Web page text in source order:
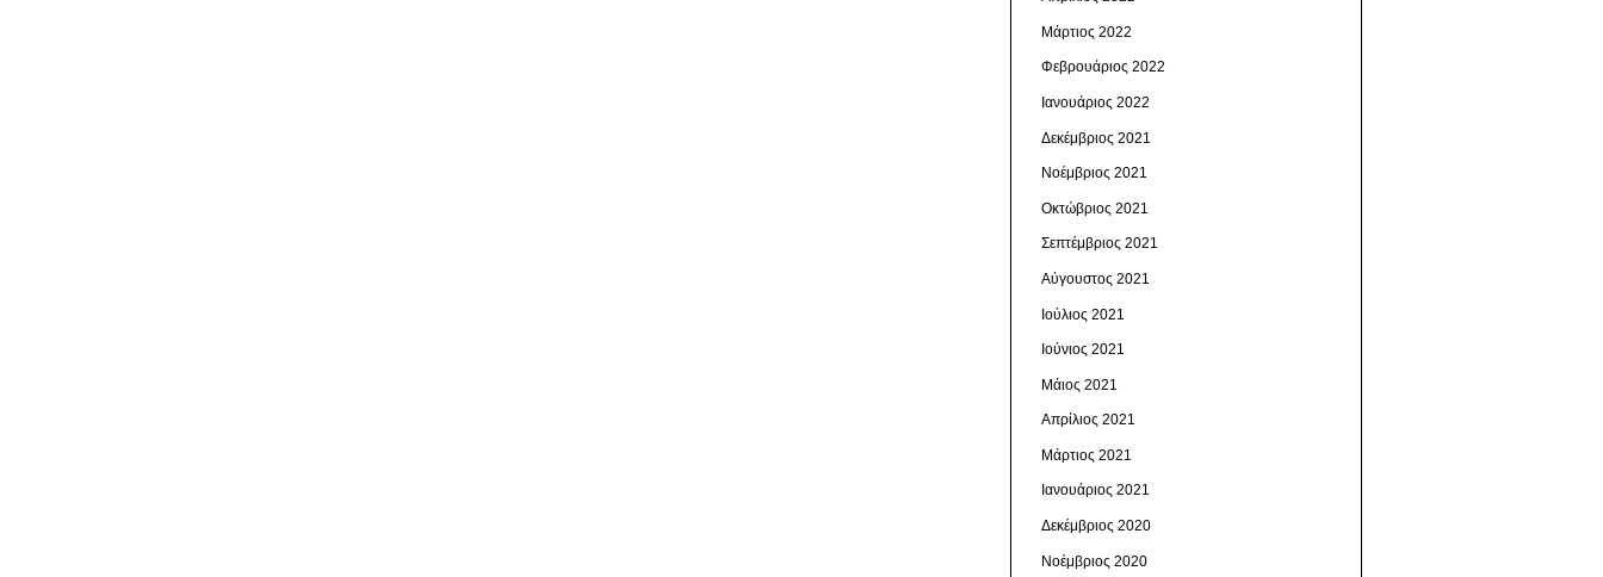
Μάρτιος 2022
Φεβρουάριος 2022
Ιανουάριος 2022
Δεκέμβριος 2021
Νοέμβριος 2021
Οκτώβριος 2021
Σεπτέμβριος 2021
Αύγουστος 2021
Ιούλιος 2021
Ιούνιος 2021
Μάιος 2021
Απρίλιος 2021
Μάρτιος 2021
Ιανουάριος 2021
Δεκέμβριος 2020
Νοέμβριος 2020